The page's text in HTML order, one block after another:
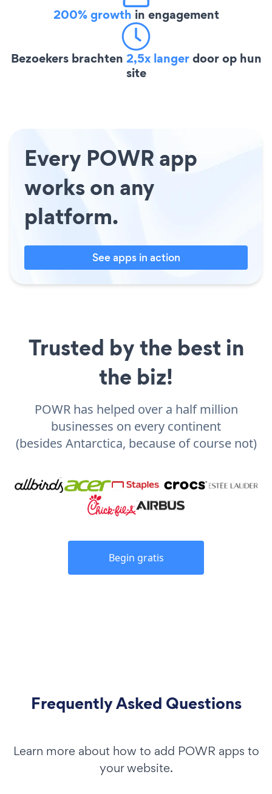
200% growth in engagement
Bezoekers brachten 2,5x langerdoor op hun
site
Every POWR app
works on any
platform.
See apps in action
Trusted by the best in
the biz!
POWR has helped over a half million
businesses on every continent
(besides Antarctica, because of course not)
Begin gratis
Frequently Asked Questions
Learn more about how to add POWR apps to
your website.